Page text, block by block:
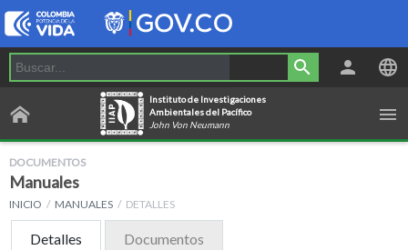
Instituto de Investigaciones
Ambientales del Pacífico
John Von Neumann
DOCUMENTOS
Manuales
INICIO MANUALES DETALLES
Detalles Documentos